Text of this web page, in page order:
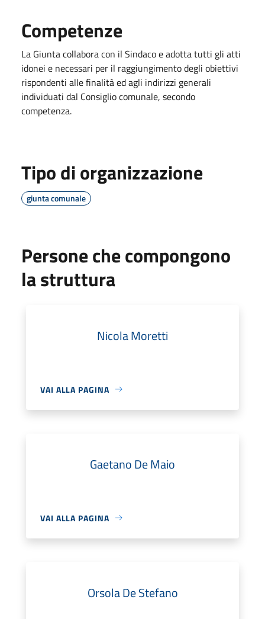
Competenze
La Giunta collabora con il Sindaco e adotta tutti gli atti
idonei e necessari per il raggiungimento degli obiettivi
rispondenti alle finalità ed agli indirizzi generali
individuati dal Consiglio comunale, secondo
competenza.
Tipo di organizzazione
giunta comunale
Persone che compongono
la struttura
Nicola Moretti
VAI ALLA PAGINA
Gaetano De Maio
VAI ALLA PAGINA
Orsola De Stefano